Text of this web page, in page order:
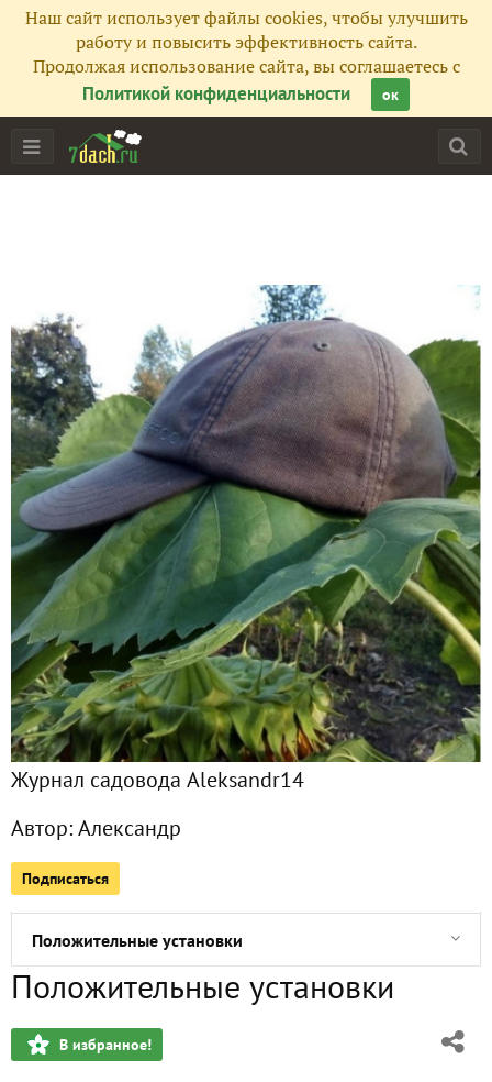
Наш сайт использует файлы cookies, чтобы улучшить
работу и повысить эффективность сайта.
Продолжая использование сайта, вы соглашаетесь с
Политикой конфиденциальности
ок
Журнал садовода Aleksandr14
Автор:Александр
Подписаться
Главная
Подписчики 13
Все публикации 1118
Сейчас обсуждают
Перцы: майский урожай
Цветы на клумбе (петунии?)
Осы: новая семья защитников
Ирисы, тюльпаны - аналог тыквокабачков
Весна на клумбах
Положительные установки
Бархатцы. Восстанавливаем коллекцию
Кукуруза на подоконнике и в ОГ
Положительные установки
В избранное!